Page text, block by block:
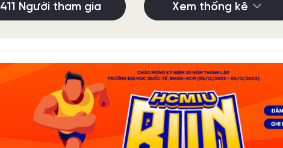
411 Người tham gia Xem thống kê